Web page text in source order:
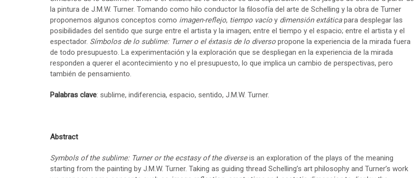
la pintura de J.M.W. Turner. Tomando como hilo conductor la filosofía del arte de Schelling y la obra de Turner
proponemos algunos conceptos como imagen-reflejo, tiempo vacío y dimensión extáticapara desplegar las
posibilidades del sentido que surge entre el artista y la imagen; entre el tiempo y el espacio; entre el artista y el
espectador. Símbolos de lo sublime: Turner o el éxtasis de lo diverso propone la experiencia de la mirada fuera
de todo presupuesto. La experimentación y la exploración que se despliegan en la experiencia de la mirada
responden a querer el acontecimiento y no el presupuesto, lo que implica un cambio de perspectivas, pero
también de pensamiento.
Palabras clave: sublime, indiferencia, espacio, sentido, J.M.W. Turner.
Abstract
Symbols of the sublime: Turner or the ecstasy of the diverseis an exploration of the plays of the meaning
starting from the painting by J.M.W. Turner. Taking as guiding thread Schelling’s art philosophy and Turner’s work